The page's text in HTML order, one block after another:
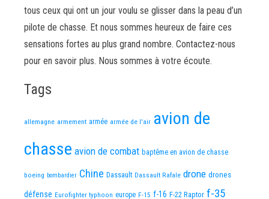
tous ceux qui ont un jour voulu se glisser dans la peau d’un
pilote de chasse. Et nous sommes heureux de faire ces
sensations fortes au plus grand nombre. Contactez-nous
pour en savoir plus. Nous sommes à votre écoute.
Tags
allemagne armement armée armée de l'air avion de
chasse avion de combat baptême en avion de chasse
boeing bombardier Chine Dassault Dassault Rafale drone drones
défense Eurofighter typhoon europe F-15 f-16 F-22 Raptor f-35